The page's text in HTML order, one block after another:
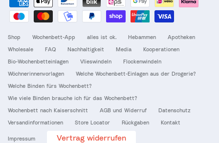
Shop Wochenbett-App alles ist ok. Hebammen
Apotheken
Wholesale
FAQ Nachhaltigkeit Media
Kooperationen
Bio-Wochenbetteinlagen
Vlieswindeln
Flockenwindeln
Wöchnerinnenvorlagen
Welche Wochenbett-Einlagen aus der Drogerie?
Welche Binden fürs Wochenbett?
Wie viele Binden brauche ich für das Wochenbett?
Wochenbett nach Kaiserschnitt
AGB und Widerruf
Datenschutz
Versandinformationen
Store Locator Rückgaben Kontakt
Impressum Vertrag widerrufen